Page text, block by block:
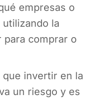
empresas o
la
para comprar o
invertir en la
un riesgo y es